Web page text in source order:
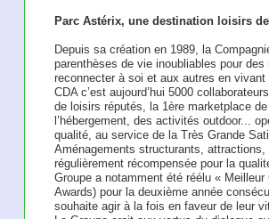
Parc Astérix, une destination loisirs
Depuis sa création en 1989, la
parenthèses de vie inoubliables pour
reconnecter à soi et aux autres en
CDA c’est aujourd’hui 5000
de loisirs réputés, la 1ère marketplace
l’hébergement, des activités outdoor...
qualité, au service de la Très Grande
Aménagements structurants,
régulièrement récompensée pour la
Groupe a notamment été réélu «
Awards) pour la deuxième année
souhaite agir à la fois en faveur de leur